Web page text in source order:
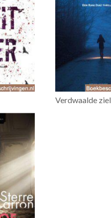
Verdwaalde ziel